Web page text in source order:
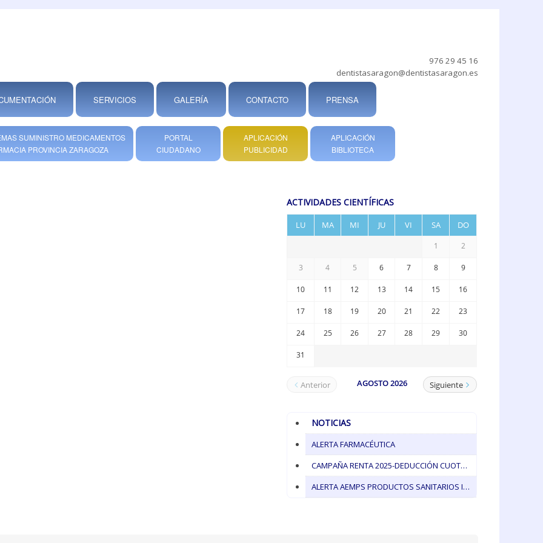
976 29 45 16
dentistasaragon@dentistasaragon.es
SERVICIOS GALERÍA CONTACTO PRENSA
SUMINISTRO MEDICAMENTOS
PROVINCIA ZARAGOZA
PORTAL
CIUDADANO
APLICACIÓN
PUBLICIDAD
APLICACIÓN
BIBLIOTECA
ACTIVIDADES CIENTÍFICAS
NOTICIAS
ALERTA FARMACÉUTICA
CAMPAÑA RENTA 2025-DEDUCCIÓN CUOTA COLEGIAL
ALERTA AEMPS PRODUCTOS SANITARIOS IVOCLAR